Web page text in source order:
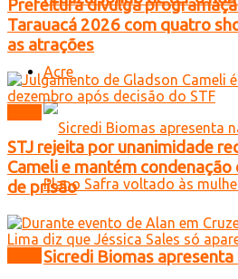
Acre
Sicredi Biomas
Prefeitura divulga
Tarauacá 2026 com quatro
as atrações
STJ rejeita por unanimidade
Cameli e mantém condenação
de prisão